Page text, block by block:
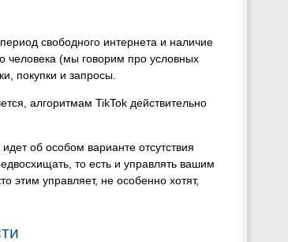
свободного интернета и наличие
человека (мы говорим про условных
покупки и запросы.
алгоритмам TikTok действительно
об особом варианте отсутствия
то есть и управлять вашим
этим управляет, не особенно хотят,